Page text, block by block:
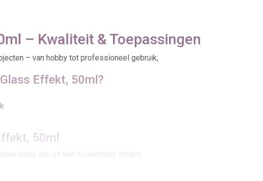
– Kwaliteit & Toepassingen
– van hobby tot professioneel gebruik,
Effekt, 50ml?
50ml
lagen aan en laat tussendoor drogen,
Glass Effekt, 50ml